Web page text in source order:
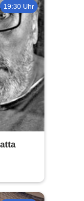
19:30 Uhr